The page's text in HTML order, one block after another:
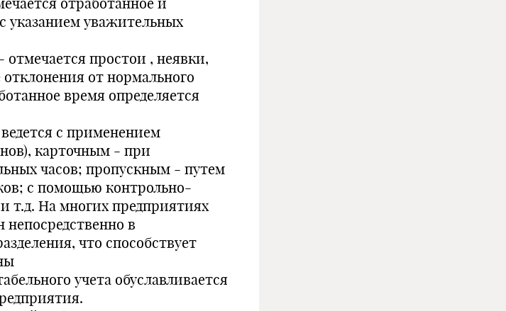
указанием уважительных
простои , неявки,
от нормального
время определяется
с применением
карточным - при
часов; пропускным - путем
с помощью контрольно-
т.д. На многих предприятиях
непосредственно в
что способствует
учета обуславливается